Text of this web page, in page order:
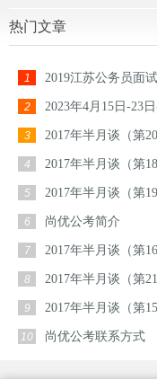
热门文章
1 2019江苏公务员面
2 2023年4月15日-23
3 2017年半月谈（第
4 2017年半月谈（第
5 2017年半月谈（第
6 尚优公考简介
7 2017年半月谈（第
8 2017年半月谈（第
9 2017年半月谈（第
10 尚优公考联系方式